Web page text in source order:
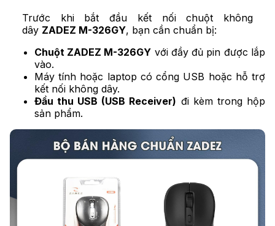
Trước khi bắt đầu kết nối chuột không
dây ZADEZ M-326GY, bạn cần chuẩn bị:
Chuột ZADEZ M-326GY với đầy đủ pin được lắp
vào.
Máy tính hoặc laptop có cổng USB hoặc hỗ trợ
kết nối không dây.
Đầu thu USB (USB Receiver) đi kèm trong hộp
sản phẩm.